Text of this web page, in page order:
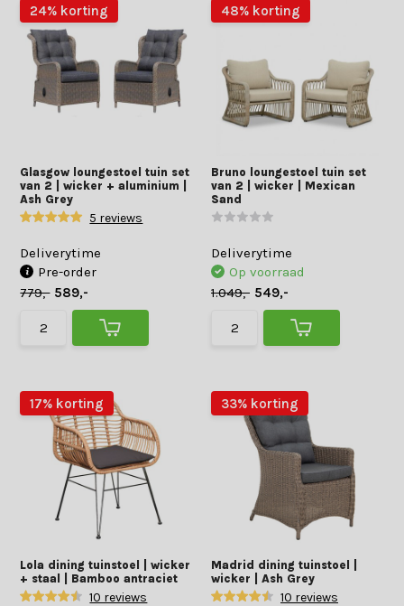
24% korting
Glasgow loungestoel tuin set
van 2 | wicker + aluminium |
Ash Grey
5 reviews
Deliverytime
Pre-order
779,- 589,-
48% korting
Bruno loungestoel tuin set
van 2 | wicker | Mexican
Sand
Deliverytime
Op voorraad
1.049,- 549,-
17% korting
Lola dining tuinstoel | wicker
+ staal | Bamboo antraciet
10 reviews
33% korting
Madrid dining tuinstoel |
wicker | Ash Grey
10 reviews